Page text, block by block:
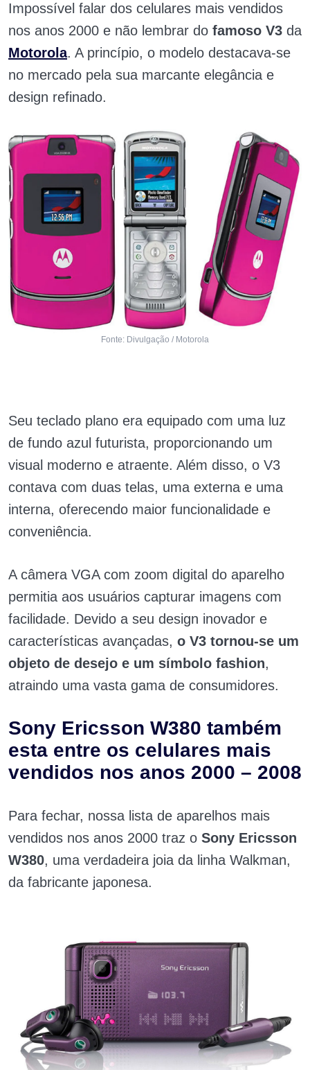
Impossível falar dos celulares mais vendidos
nos anos 2000 e não lembrar do famoso V3 da
Motorola. A princípio, o modelo destacava-se
no mercado pela sua marcante elegância e
design refinado.
Fonte: Divulgação / Motorola
Seu teclado plano era equipado com uma luz
de fundo azul futurista, proporcionando um
visual moderno e atraente. Além disso, o V3
contava com duas telas, uma externa e uma
interna, oferecendo maior funcionalidade e
conveniência.
A câmera VGA com zoom digital do aparelho
permitia aos usuários capturar imagens com
facilidade. Devido a seu design inovador e
características avançadas, o V3 tornou-se um
objeto de desejo e um símbolo fashion,
atraindo uma vasta gama de consumidores.
Sony Ericsson W380 também
esta entre os celulares mais
vendidos nos anos 2000 – 2008
Para fechar, nossa lista de aparelhos mais
vendidos nos anos 2000 traz o Sony Ericsson
W380, uma verdadeira joia da linha Walkman,
da fabricante japonesa.